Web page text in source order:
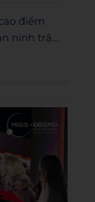
điểm
ninh trật
trình
góp
và phát